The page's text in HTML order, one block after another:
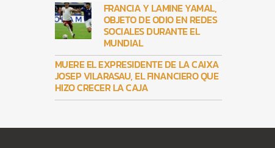
FRANCIA Y LAMINE YAMAL,
OBJETO DE ODIO EN REDES
SOCIALES DURANTE EL
MUNDIAL
MUERE EL EXPRESIDENTE DE LA CAIXA
JOSEP VILARASAU, EL FINANCIERO QUE
HIZO CRECER LA CAJA